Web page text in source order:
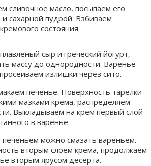
сливочное масло, посыпаем его
сахарной пудрой. Взбиваем
состояния.
сыр и греческий йогурт,
массу до однородности. Варенье
излишки через сито.
печенье. Поверхность тарелки
мазками крема, распределяем
Выкладываем на крем первый слой
в варенье.
можно смазать вареньем.
вторым слоем крема, продолжаем
вторым ярусом десерта.